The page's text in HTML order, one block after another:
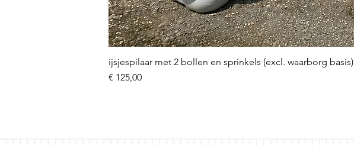
ijsjespilaar met 2 bollen en sprinkels (excl. waarborg basis)
Prijs
€ 125,00